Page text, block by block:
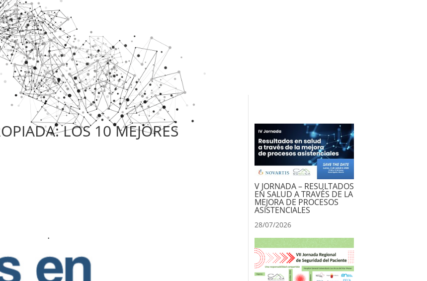
LOS 10 MEJORES
V JORNADA – RESULTADOS
EN SALUD A TRAVÉS DE LA
MEJORA DE PROCESOS
ASISTENCIALES
28/07/2026